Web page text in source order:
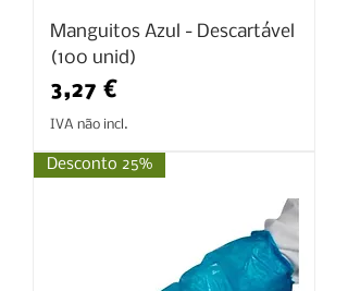
Manguitos Azul - Descartável
(100 unid)
Preço
3,27 €
IVA não incl.
Desconto 25%